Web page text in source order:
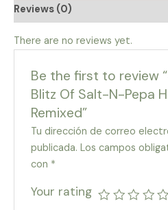
Reviews (0)
There are no reviews yet.
Be the first to review
Blitz Of Salt-N-Pepa
Remixed”
Tu dirección de correo
publicada. Los campos
con *
Your rating